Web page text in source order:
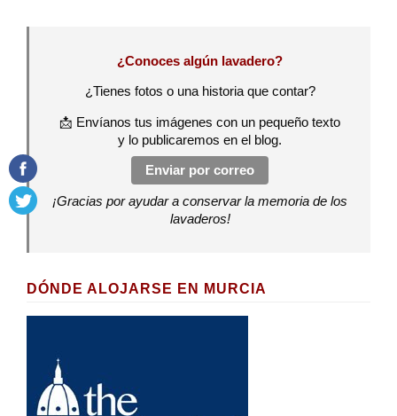
¿Conoces algún lavadero?
¿Tienes fotos o una historia que contar?
📩 Envíanos tus imágenes con un pequeño texto
y lo publicaremos en el blog.
Enviar por correo
¡Gracias por ayudar a conservar la memoria de los
lavaderos!
DÓNDE ALOJARSE EN MURCIA